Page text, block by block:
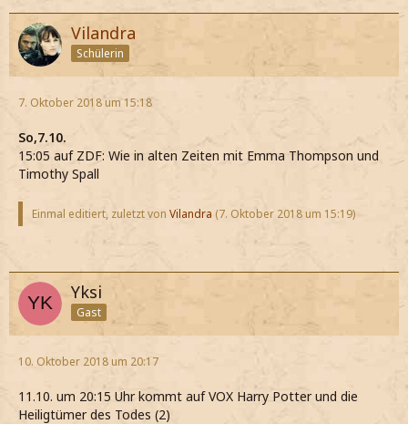
Vilandra
Schülerin
7. Oktober 2018 um 15:18
So,7.10.
15:05 auf ZDF: Wie in alten Zeiten mit Emma Thompson und
Timothy Spall
Einmal editiert, zuletzt von Vilandra (7. Oktober 2018 um 15:19)
Yksi
Gast
10. Oktober 2018 um 20:17
11.10. um 20:15 Uhr kommt auf VOX Harry Potter und die
Heiligtümer des Todes (2)